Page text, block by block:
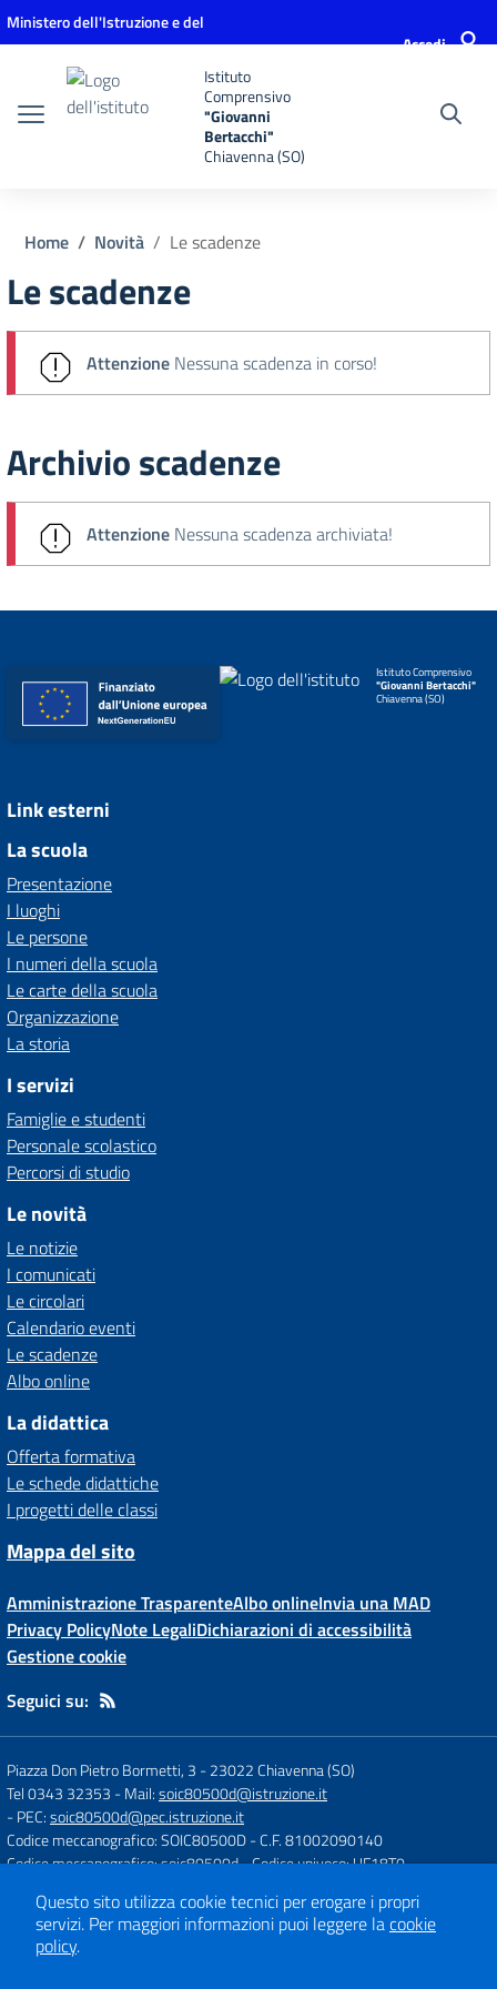
Vai ai contenuti
Vai al menu di navigazione
Vai al footer
Ministero dell'Istruzione e del
Accedi
Istituto
Comprensivo
"Giovanni
Bertacchi"
Chiavenna (SO)
Home Novità Le scadenze
Le scadenze
Attenzione Nessuna scadenza in corso!
Archivio scadenze
Attenzione Nessuna scadenza archiviata!
Istituto Comprensivo
"Giovanni Bertacchi"
Chiavenna (SO)
Link esterni
La scuola
Presentazione
I luoghi
Le persone
I numeri della scuola
Le carte della scuola
Organizzazione
La storia
I servizi
Famiglie e studenti
Personale scolastico
Percorsi di studio
Le novità
Le notizie
I comunicati
Le circolari
Calendario eventi
Le scadenze
Albo online
La didattica
Offerta formativa
Le schede didattiche
I progetti delle classi
Mappa del sito
Amministrazione TrasparenteAlbo onlineInvia una MAD
Privacy PolicyNote LegaliDichiarazioni di accessibilità
Gestione cookie
Seguici su:
Piazza Don Pietro Bormetti, 3 -23022 Chiavenna (SO)
Tel 0343 32353 - Mail:soic80500d@istruzione.it
- PEC:soic80500d@pec.istruzione.it
Codice meccanografico: SOIC80500D- C.F. 81002090140
Codice meccanografico: soic80500d- Codice univoco: UF18T0
Concept & Design by
Designers Italia
Questo sito utilizza cookie tecnici per erogare i propri
servizi. Per maggiori informazioni puoi leggere lacookie
policy.